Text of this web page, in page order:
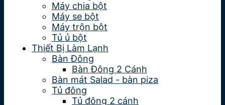
Máy chia bột
Máy se bột
Máy trộn bột
Tủ ủ bột
Thiết Bị Làm Lạnh
Bàn Đông
Bàn Đông 2 Cánh
Bàn mát Salad - bàn piza
Tủ đông
Tủ đông 2 cánh